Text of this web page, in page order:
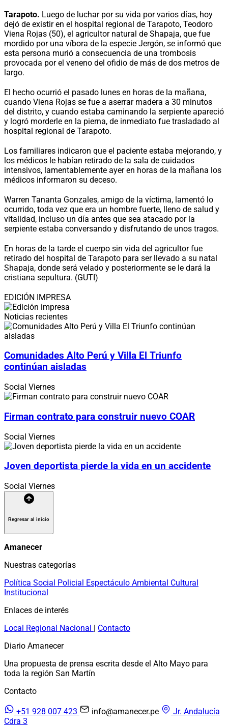
Tarapoto. Luego de luchar por su vida por varios días, hoy
dejó de existir en el hospital regional de Tarapoto, Teodoro
Viena Rojas (50), el agricultor natural de Shapaja, que fue
mordido por una víbora de la especie Jergón, se informó que
esta persona murió a consecuencia de una trombosis
provocada por el veneno del ofidio de más de dos metros de
largo.
El hecho ocurrió el pasado lunes en horas de la mañana,
cuando Viena Rojas se fue a aserrar madera a 30 minutos
del distrito, y cuando estaba caminando la serpiente apareció
y logró morderle en la pierna, de inmediato fue trasladado al
hospital regional de Tarapoto.
Los familiares indicaron que el paciente estaba mejorando, y
los médicos le habían retirado de la sala de cuidados
intensivos, lamentablemente ayer en horas de la mañana los
médicos informaron su deceso.
Warren Tananta Gonzales, amigo de la víctima, lamentó lo
ocurrido, toda vez que era un hombre fuerte, lleno de salud y
vitalidad, incluso un día antes que sea atacado por la
serpiente estaba conversando y disfrutando de unos tragos.
En horas de la tarde el cuerpo sin vida del agricultor fue
retirado del hospital de Tarapoto para ser llevado a su natal
Shapaja, donde será velado y posteriormente se le dará la
cristiana sepultura. (GUTI)
EDICIÓN IMPRESA
Noticias recientes
Comunidades Alto Perú y Villa El Triunfo
continúan aisladas
Social Viernes
Firman contrato para construir nuevo COAR
Social Viernes
Joven deportista pierde la vida en un accidente
Social Viernes
Regresar al inicio
Amanecer
Nuestras categorías
Política Social Policial Espectáculo Ambiental Cultural
Institucional
Enlaces de interés
Local Regional Nacional | Contacto
Diario Amanecer
Una propuesta de prensa escrita desde el Alto Mayo para
toda la región San Martín
Contacto
+51 928 007 423 info@amanecer.pe
Jr. Andalucía
Cdra 3